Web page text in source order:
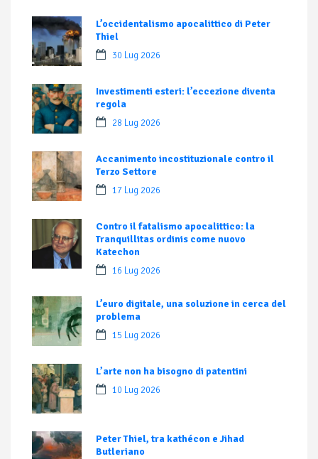
L’occidentalismo apocalittico di Peter
Thiel
30 Lug 2026
Investimenti esteri: l’eccezione diventa
regola
28 Lug 2026
Accanimento incostituzionale contro il
Terzo Settore
17 Lug 2026
Contro il fatalismo apocalittico: la
Tranquillitas ordinis come nuovo
Katechon
16 Lug 2026
L’euro digitale, una soluzione in cerca del
problema
15 Lug 2026
L’arte non ha bisogno di patentini
10 Lug 2026
Peter Thiel, tra kathécon e Jihad
Butleriano